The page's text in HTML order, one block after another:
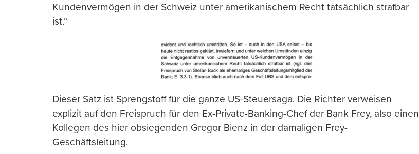
Kundenvermögen in der Schweiz unter amerikanischem Recht tatsächlich strafbar
ist.“
Dieser Satz ist Sprengstoff für die ganze US-Steuersaga. Die Richter verweisen
explizit auf den Freispruch für den Ex-Private-Banking-Chef der Bank Frey, also einen
Kollegen des hier obsiegenden Gregor Bienz in der damaligen Frey-
Geschäftsleitung.